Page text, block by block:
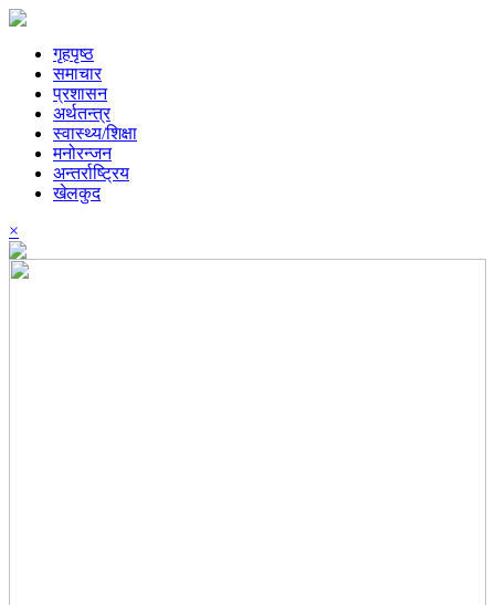
गृहपृष्ठ
समाचार
प्रशासन
अर्थतन्त्र
स्वास्थ्य/शिक्षा
मनोरन्जन
अन्तर्राष्ट्रिय
खेलकुद
×